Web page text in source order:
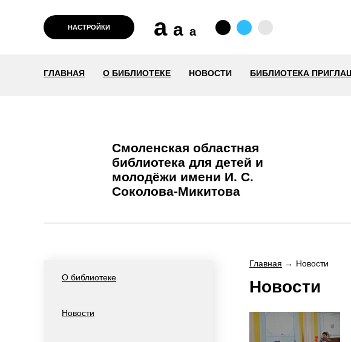
НАСТРОЙКИ a a a
ГЛАВНАЯ О БИБЛИОТЕКЕ НОВОСТИ БИБЛИОТЕКА
Смоленская областная
библиотека для детей и
молодёжи имени И. С.
Соколова-Микитова
Главная Новости
Новости
О библиотеке
Новости